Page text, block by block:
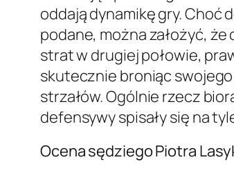
oddają dynamikę gry. Choć
podane, można założyć,
strat w drugiej połowie,
skutecznie broniąc
strzałów. Ogólnie rzecz
defensywy spisały się na
Ocena sędziego Piotra